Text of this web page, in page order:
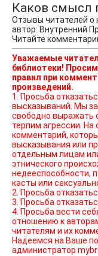
Каков смысл
Отзывы читателей о
автор: Внутренний
Читайте
Уважаемые
библиотеки!
правил при
произведений.
1. Просьба
высказываний. Мы защищаем право наших читателей
свободно выражать
терпим агрессии.
комментарий,
высказывания или
отдельным лицам
этнического
недееспособности,
касты или
2. Просьба
3. Просьба
4. Просьба вести
отношению к
читателям и их
Надеемся на Ваше
администратор